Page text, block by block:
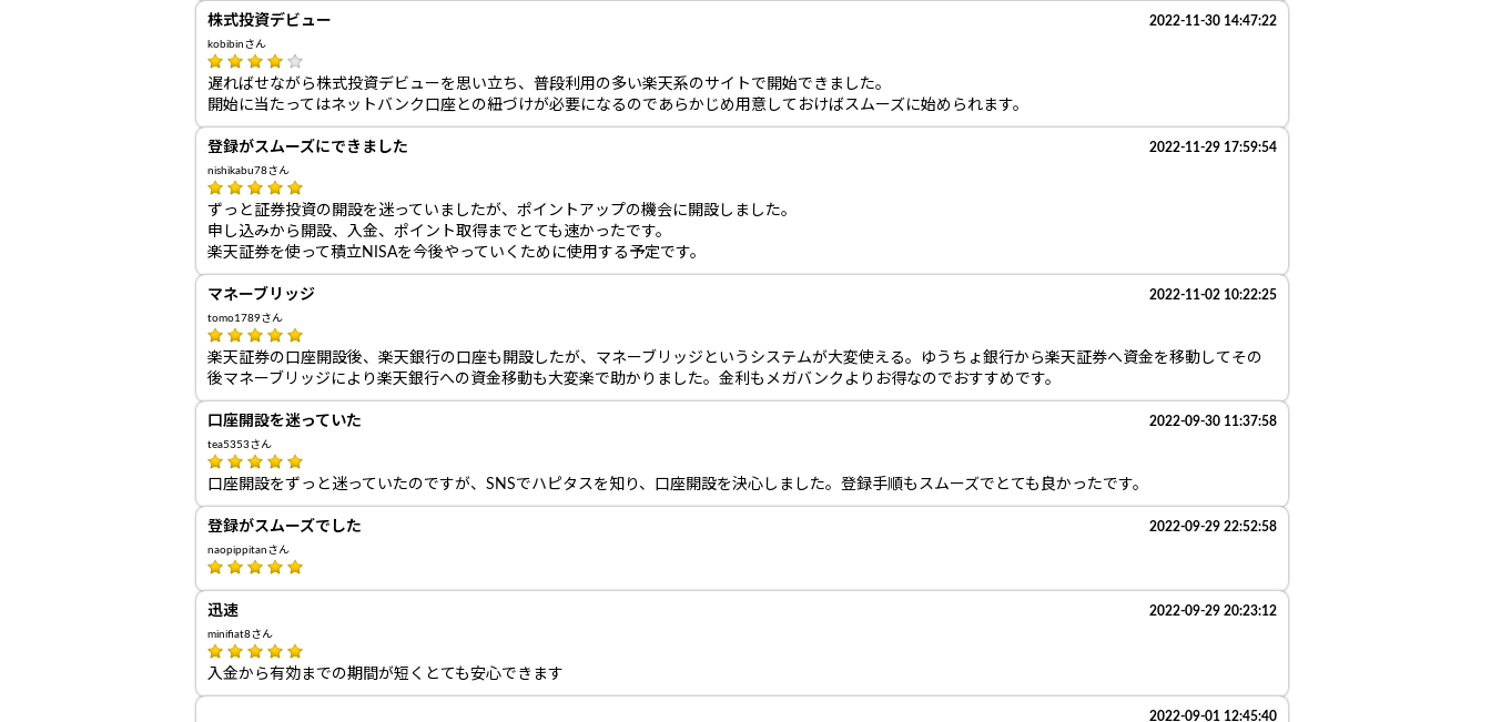
株式投資デビュー 2022-11-30 14:47:22
kobibinさん
遅ればせながら株式投資デビューを思い立ち、普段利用の多い楽天系のサイトで開始できました。
開始に当たってはネットバンク口座との紐づけが必要になるのであらかじめ用意しておけばスムーズに始められます。
登録がスムーズにできました 2022-11-29 17:59:54
nishikabu78さん
ずっと証券投資の開設を迷っていましたが、ポイントアップの機会に開設しました。
申し込みから開設、入金、ポイント取得までとても速かったです。
楽天証券を使って積立NISAを今後やっていくために使用する予定です。
マネーブリッジ 2022-11-02 10:22:25
tomo1789さん
楽天証券の口座開設後、楽天銀行の口座も開設したが、マネーブリッジというシステムが大変使える。ゆうちょ銀行から楽天証券へ資金を移動してその
後マネーブリッジにより楽天銀行への資金移動も大変楽で助かりました。金利もメガバンクよりお得なのでおすすめです。
口座開設を迷っていた 2022-09-30 11:37:58
tea5353さん
口座開設をずっと迷っていたのですが、SNSでハピタスを知り、口座開設を決心しました。登録手順もスムーズでとても良かったです。
登録がスムーズでした 2022-09-29 22:52:58
naopippitanさん
迅速 2022-09-29 20:23:12
minifiat8さん
入金から有効までの期間が短くとても安心できます
2022-09-01 12:45:40